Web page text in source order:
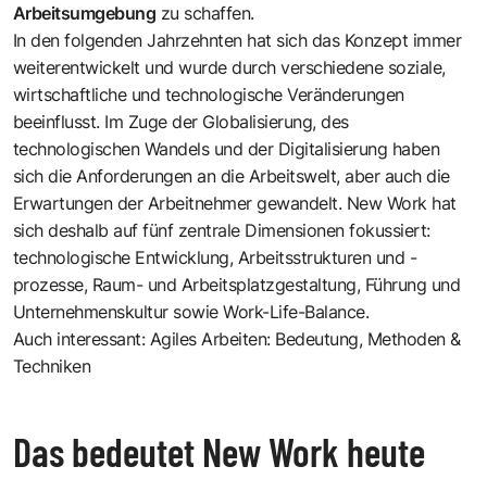
Arbeitsumgebung zu schaffen.
In den folgenden Jahrzehnten hat sich das Konzept immer
weiterentwickelt und wurde durch verschiedene soziale,
wirtschaftliche und technologische Veränderungen
beeinflusst. Im Zuge der Globalisierung, des
technologischen Wandels und der Digitalisierung haben
sich die Anforderungen an die Arbeitswelt, aber auch die
Erwartungen der Arbeitnehmer gewandelt. New Work hat
sich deshalb auf fünf zentrale Dimensionen fokussiert:
technologische Entwicklung, Arbeitsstrukturen und -
prozesse, Raum- und Arbeitsplatzgestaltung, Führung und
Unternehmenskultur sowie Work-Life-Balance.
Auch interessant: Agiles Arbeiten: Bedeutung, Methoden &
Techniken
Das bedeutet New Work heute